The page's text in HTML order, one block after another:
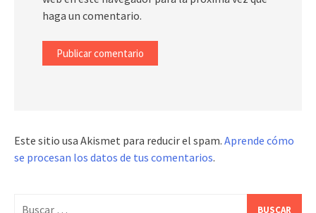
haga un comentario.
Este sitio usa Akismet para reducir el spam. Aprende cómo
se procesan los datos de tus comentarios.